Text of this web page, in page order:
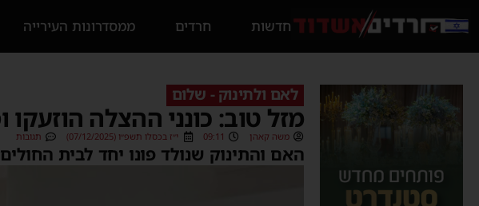
חדשות חרדים ממסדרונות העירייה
לאם ולתינוק - שלום
מזל טוב: כונני ההצלה
משה קאהן 09:11 י״ז בכסלו תשפ״ו (07/12/2025) תגובות
האם והתינוק שנולד פונו יחד לבית